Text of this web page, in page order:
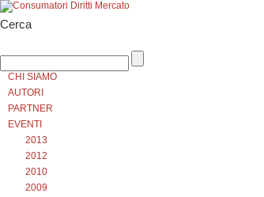
Cerca
CHI SIAMO
AUTORI
PARTNER
EVENTI
2013
2012
2010
2009